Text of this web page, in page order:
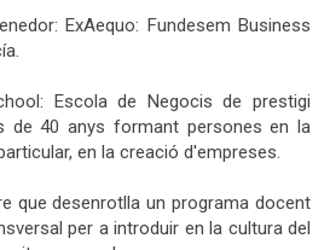
ExAequo: Fundesem Business
Escola de Negocis de prestigi
de 40 anys formant persones en la
en la creació d'empreses.
que desenrotlla un programa docent
per a introduir en la cultura del